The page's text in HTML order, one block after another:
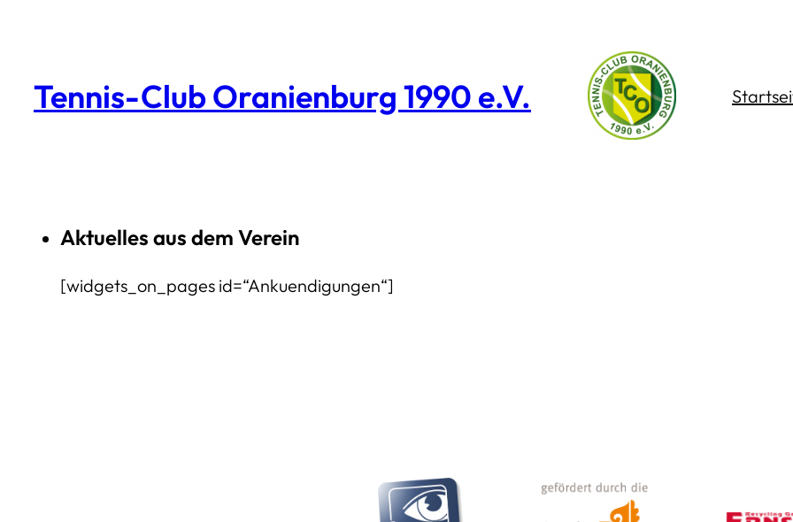
springen
Tennis-Club Oranienburg 1990 e.V.
Aktuelles aus dem Verein
[widgets_on_pages id=“Ankuendigungen“]